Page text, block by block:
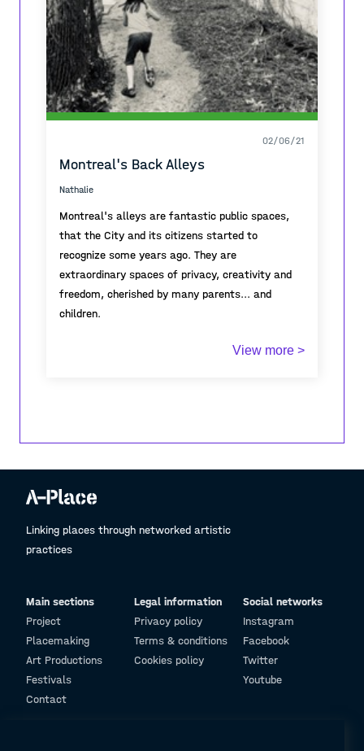
that shelf.
02/06/21
Montreal's Back Alleys
Nathalie
Montreal's alleys are fantastic public spaces,
that the City and its citizens started to
recognize some years ago. They are
extraordinary spaces of privacy, creativity and
freedom, cherished by many parents... and
children.
View more >
Linking places through networked artistic
practices
Main sections
Project
Placemaking
Art Productions
Festivals
Contact
Legal information
Privacy policy
Terms & conditions
Cookies policy
Social networks
Instagram
Facebook
Twitter
Youtube